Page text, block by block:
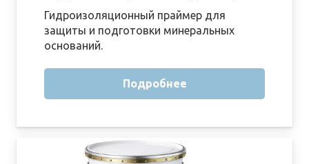
Гидроизоляционный праймер для
защиты и подготовки минеральных
оснований.
Подробнее